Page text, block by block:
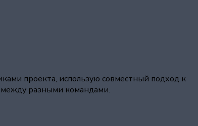
проекта, использую совместный подход к
между разными командами.